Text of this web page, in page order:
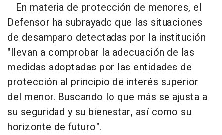
En materia de protección de menores, el
Defensor ha subrayado que las situaciones
de desamparo detectadas por la institución
"llevan a comprobar la adecuación de las
medidas adoptadas por las entidades de
protección al principio de interés superior
del menor. Buscando lo que más se ajusta a
su seguridad y su bienestar, así como su
horizonte de futuro".